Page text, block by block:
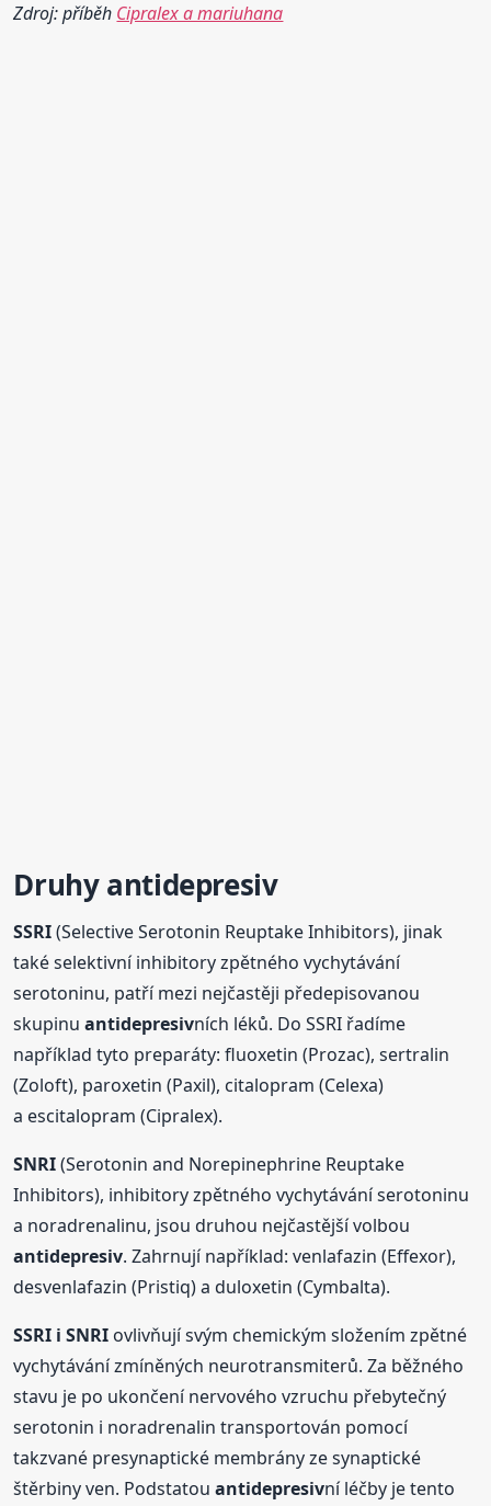
Zdroj: příběh Cipralex a mariuhana
Druhy antidepresiv
SSRI(Selective Serotonin Reuptake Inhibitors), jinak
také selektivní inhibitory zpětného vychytávání
serotoninu, patří mezi nejčastěji předepisovanou
skupinuantidepresivních léků. Do SSRI řadíme
například tyto preparáty: fluoxetin (Prozac), sertralin
(Zoloft), paroxetin (Paxil), citalopram (Celexa)
a escitalopram (Cipralex).
SNRI(Serotonin and Norepinephrine Reuptake
Inhibitors), inhibitory zpětného vychytávání serotoninu
a noradrenalinu, jsou druhou nejčastější volbou
antidepresiv. Zahrnují například: venlafazin (Effexor),
desvenlafazin (Pristiq) a duloxetin (Cymbalta).
SSRI i SNRI ovlivňují svým chemickým složením zpětné
vychytávání zmíněných neurotransmiterů. Za běžného
stavu je po ukončení nervového vzruchu přebytečný
serotonin i noradrenalin transportován pomocí
takzvané presynaptické membrány ze synaptické
štěrbiny ven. Podstatouantidepresivní léčby je tento